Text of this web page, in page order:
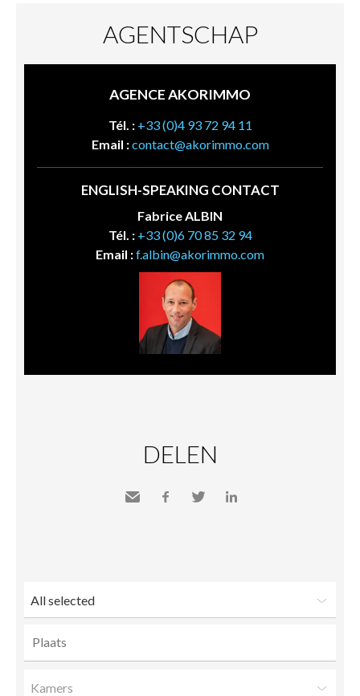
AGENTSCHAP
AGENCE AKORIMMO
Tél. : +33 (0)4 93 72 94 11
Email :contact@akorimmo.com
ENGLISH-SPEAKING CONTACT
Fabrice ALBIN
Tél. : +33 (0)6 70 85 32 94
Email :f.albin@akorimmo.com
DELEN
All selected
Kamers